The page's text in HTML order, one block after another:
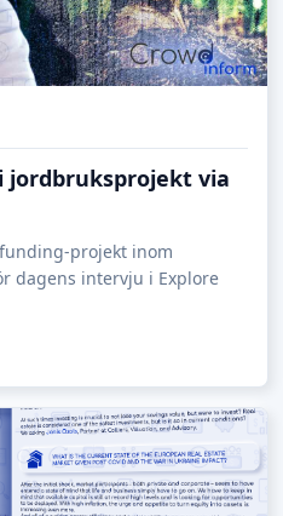
jordbruksprojekt via
projekt inom
dagens intervju i Explore